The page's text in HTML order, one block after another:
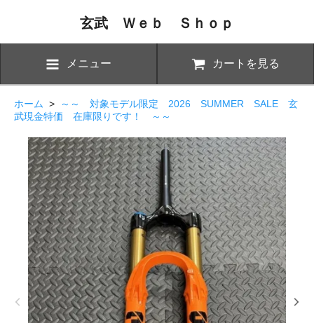
玄武 Ｗｅｂ Ｓｈｏｐ
メニュー カートを見る
ホーム >
～～ 対象モデル限定 2026 SUMMER SALE 玄
武現金特価 在庫限りです！ ～～